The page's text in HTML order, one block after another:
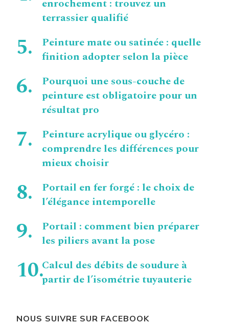
enrochement : trouvez un
terrassier qualifié
Peinture mate ou satinée : quelle
finition adopter selon la pièce
Pourquoi une sous-couche de
peinture est obligatoire pour un
résultat pro
Peinture acrylique ou glycéro :
comprendre les différences pour
mieux choisir
Portail en fer forgé : le choix de
l’élégance intemporelle
Portail : comment bien préparer
les piliers avant la pose
Calcul des débits de soudure à
partir de l’isométrie tuyauterie
NOUS SUIVRE SUR FACEBOOK